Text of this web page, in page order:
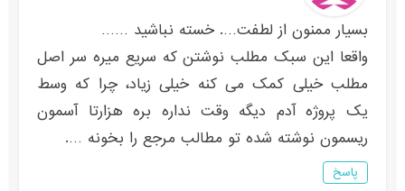
بسیار ممنون از لطفت…. خسته نباشید ……
واقعا این سبک مطلب نوشتن که سریع میره سر اصل
مطلب خیلی کمک می کنه خیلی زیاد، چرا که وسط
یک پروژه آدم دیگه وقت نداره بره هزارتا آسمون
ریسمون نوشته شده تو مطالب مرجع را بخونه ….
پاسخ